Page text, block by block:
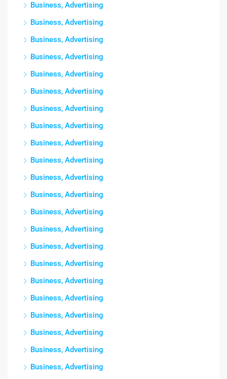
Business, Advertising
Business, Advertising
Business, Advertising
Business, Advertising
Business, Advertising
Business, Advertising
Business, Advertising
Business, Advertising
Business, Advertising
Business, Advertising
Business, Advertising
Business, Advertising
Business, Advertising
Business, Advertising
Business, Advertising
Business, Advertising
Business, Advertising
Business, Advertising
Business, Advertising
Business, Advertising
Business, Advertising
Business, Advertising